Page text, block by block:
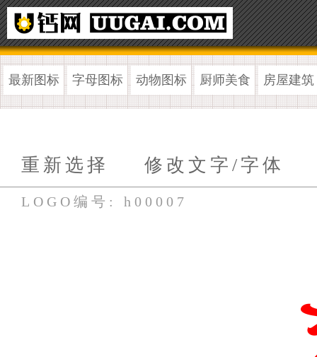
最新图标 字母图标 动物图标 厨师美食 房屋建筑
重新选择 修改文字/字体
LOGO编号: h00007